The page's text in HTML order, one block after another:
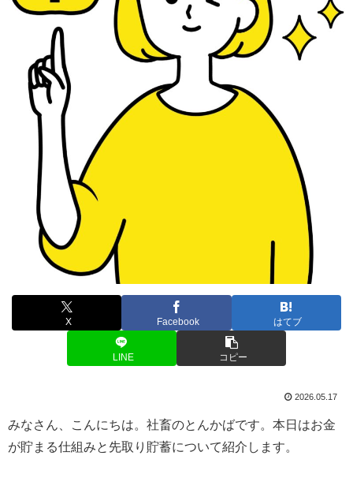
X Facebook はてブ
LINE コピー
2026.05.17
みなさん、こんにちは。社畜のとんかばです。本日はお金
が貯まる仕組みと先取り貯蓄について紹介します。